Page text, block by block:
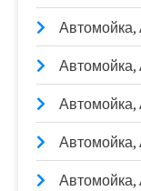
Автомойка,
Автомойка,
Автомойка,
Автомойка,
Автомойка,